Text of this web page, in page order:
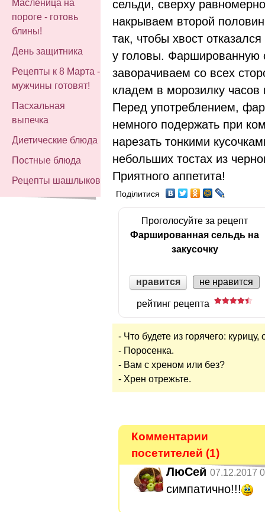
Масленица на
пороге - готовь
блины!
День защитника
Рецепты к 8 Марта -
мужчины готовят!
Пасхальная
выпечка
Диетические блюда
Постные блюда
Рецепты шашлыков
сельди, сверху
накрываем второй
так, чтобы хвост
у головы. Фаршированную
заворачиваем со всех
кладем в морозилку часов
Перед употреблением,
немного подержать при
нарезать тонкими
небольших тостах из
Приятного аппетита!
Поділитися
Проголосуйте за рецепт
Фаршированная сельдь на
закусочку
нравится не нравится
рейтинг рецепта
- Что будете из горячего:
- Поросенка.
- Вам с хреном или без?
- Хрен отрежьте.
Комментарии
посетителей (1)
ЛюСей 07.12.2017
симпатично!!!